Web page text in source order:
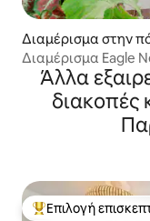
Διαμέρισμα στην
Διαμέρισμα Eagle
Άλλα
διακοπές
Κορυφαία επιλογή
Επιλογή